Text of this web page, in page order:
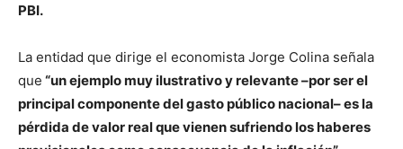
PBI.
La entidad que dirige el economista Jorge Colina señala
que “un ejemplo muy ilustrativo y relevante –por ser el
principal componente del gasto público nacional– es la
pérdida de valor real que vienen sufriendo los haberes